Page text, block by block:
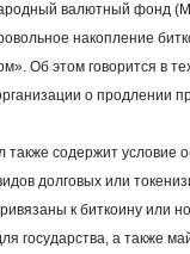
валютный фонд
накопление
Об этом говорится в
о продлении
содержит условие
долговых или
к биткоину или
государства, а также